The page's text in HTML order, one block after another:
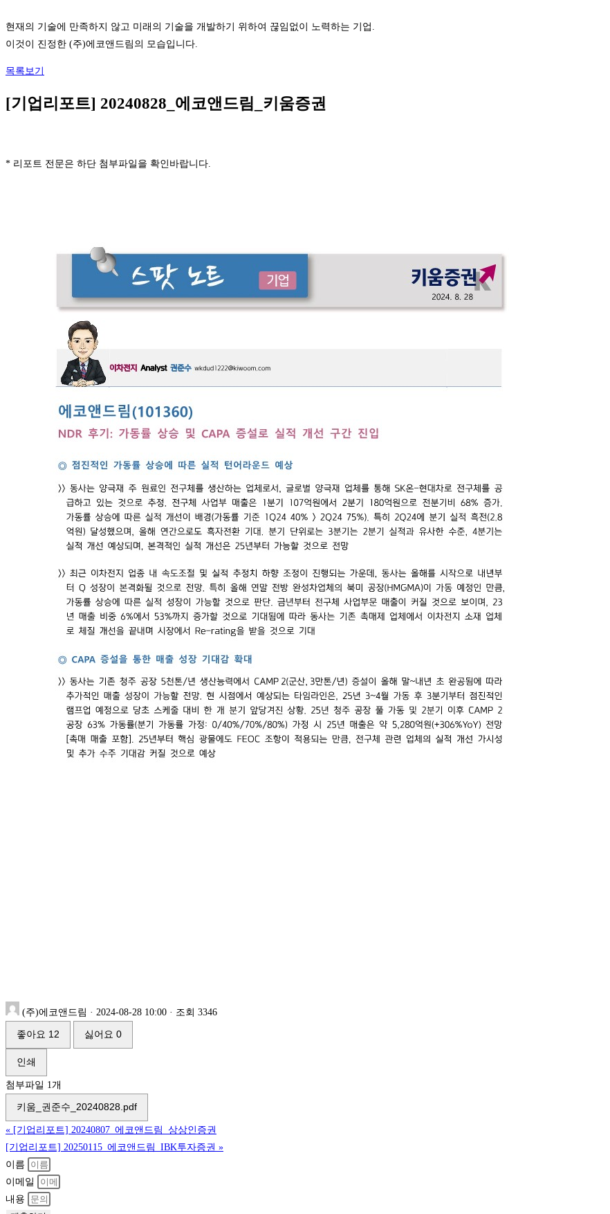
현재의 기술에 만족하지 않고 미래의 기술을 개발하기 위하여 끊임없이 노력하는 기업.
이것이 진정한 (주)에코앤드림의 모습입니다.
목록보기
[기업리포트] 20240828_에코앤드림_키움증권
* 리포트 전문은 하단 첨부파일을 확인바랍니다.
(주)에코앤드림 · 2024-08-28 10:00 · 조회 3346
좋아요 12 싫어요 0
인쇄
첨부파일 1개
키움_권준수_20240828.pdf
« [기업리포트] 20240807_에코앤드림_상상인증권
[기업리포트] 20250115_에코앤드림_IBK투자증권 »
이름
이메일
내용